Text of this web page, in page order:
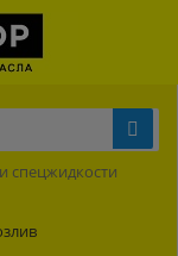
спецжидкости